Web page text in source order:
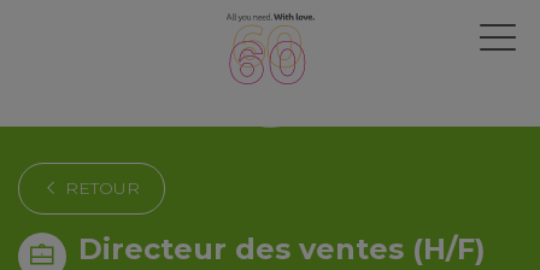
Directeur des ventes (H/F)
RETOUR